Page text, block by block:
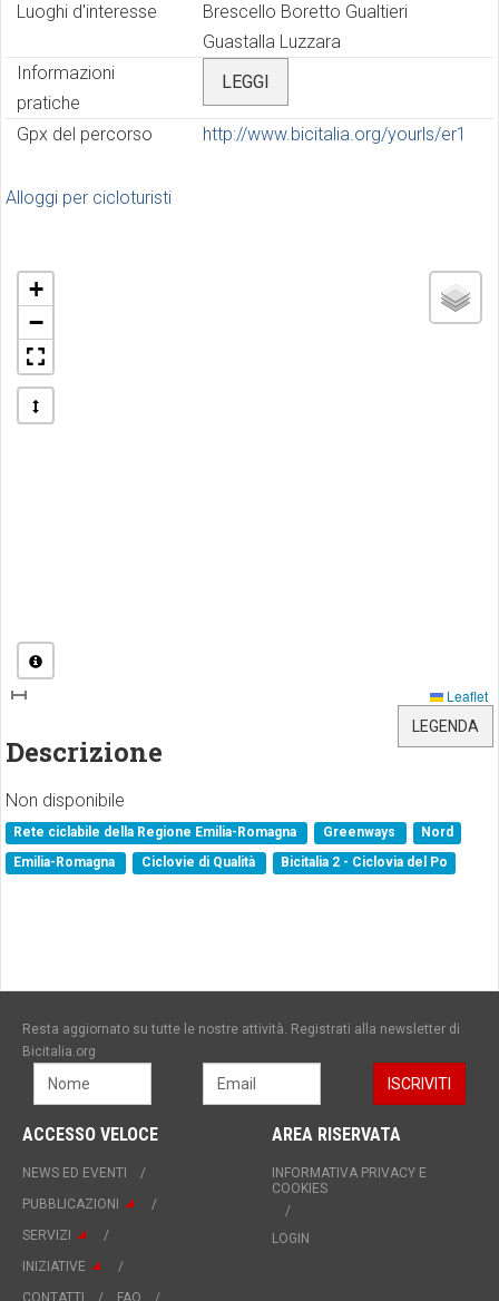
Luoghi d'interesse
Brescello Boretto Gualtieri
Guastalla Luzzara
Informazioni
pratiche
LEGGI
Gpx del percorso http://www.bicitalia.org/yourls/er1
Alloggi per cicloturisti
+
−
Leaflet
LEGENDA
Descrizione
Non disponibile
Rete ciclabile della Regione Emilia-Romagna Greenways
Nord
Emilia-Romagna
Ciclovie di Qualità Bicitalia 2 - Ciclovia del Po
Resta aggiornato su tutte le nostre attività. Registrati alla newsletter di
Bicitalia.org
ACCESSO VELOCE
NEWS ED EVENTI
PUBBLICAZIONI
SERVIZI
INIZIATIVE
AREA RISERVATA
INFORMATIVA PRIVACY E
COOKIES
LOGIN